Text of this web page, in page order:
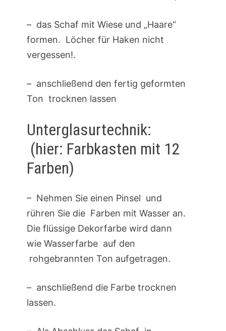
– das Schaf mit Wiese und „Haare“
formen. Löcher für Haken nicht
vergessen!.
– anschließend den fertig geformten
Ton trocknen lassen
Unterglasurtechnik:
(hier: Farbkasten mit 12
Farben)
– Nehmen Sie einen Pinsel und
rühren Sie die Farben mit Wasser an.
Die flüssige Dekorfarbe wird dann
wie Wasserfarbe auf den
rohgebrannten Ton aufgetragen.
– anschließend die Farbe trocknen
lassen.